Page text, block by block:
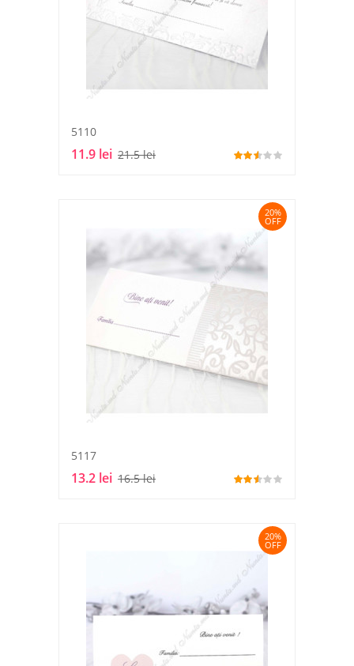
5110
11.9 lei 21.5 lei
20%
OFF
5117
13.2 lei 16.5 lei
20%
OFF